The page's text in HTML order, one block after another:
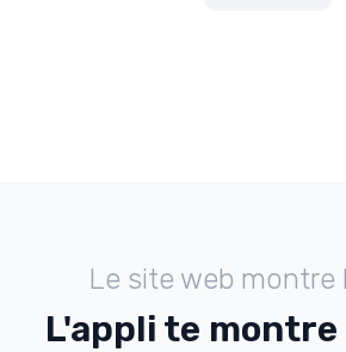
Le site web montre
L'appli te